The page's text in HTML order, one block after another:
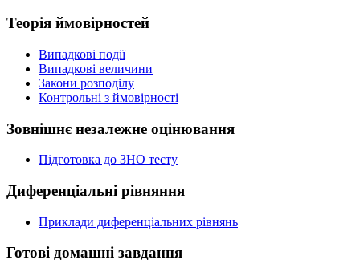
Теорія ймовірностей
Випадкові події
Випадкові величини
Закони розподілу
Контрольні з ймовірності
Зовнішнє незалежне оцінювання
Підготовка до ЗНО тесту
Диференціальні рівняння
Приклади диференціальних рівнянь
Готові домашні завдання